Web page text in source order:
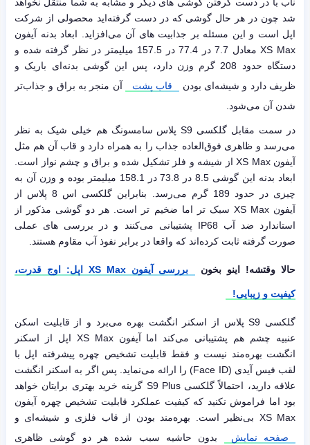
ناب با در دست گرفتن گوشی های دیگر و مشابه به شما منتقل نخواهد
شد چون در هر حال گوشی که در دست گرفته‌اید محصولی از شرکت
اپل است و این مسئله بر جذابیت های آن می‌افزاید. ابعاد بدنه آیفون
XS Max معادل 7.7 در 77.4 در 157.5 میلیمتر در نظر گرفته شده و
دستگاه حدود 208 گرم وزن دارد، پس این گوشی بدنه‌ای باریک و
ظریف دارد و شیشه‌ای بودن
قاب پشت
آن منجر به براق و جذاب‌تر
شدن آن می‌شود.
در سمت مقابل گلکسی S9 پلاس سامسونگ هم خیلی شیک به نظر
می‌رسد و ظاهری فوق‌العاده جذاب را به همراه دارد و قاب آن هم مثل
آیفون XS Max از شیشه و فلز تشکیل شده و براق و چشم نواز است.
ابعاد بدنه این گوشی 8.5 در 73.8 در 158.1 میلیمتر بوده و وزن آن به
چیزی در حدود 189 گرم می‌رسد. بنابراین گلکسی اس 8 پلاس از
آیفون XS Max سبک تر اما ضخیم تر است. هر دو گوشی مذکور از
استاندارد ضد آب IP68 پشتیبانی می‌کنند و در بررسی های عملی
صورت گرفته ثابت کرده‌اند که واقعا در برابر نفوذ آب مقاوم هستند.
حالا وقتشه! اینو بخون بررسی آیفون XS Max اپل: اوج قدرت،
کیفیت و زیبایی!
گلکسی S9 پلاس از اسکنر انگشت بهره می‌برد و از قابلیت اسکن
عنبیه چشم هم پشتیبانی می‌کند اما آیفون XS Max اپل از اسکنر
انگشت بهره‌مند نیست و فقط قابلیت تشخیص چهره پیشرفته اپل با
لقب فیس آیدی (Face ID) را ارائه می‌نماید. پس اگر به اسکنر انگشت
علاقه دارید، احتمالاً گلکسی S9 Plus گزینه خرید بهتری برایتان خواهد
بود اما فراموش نکنید که کیفیت عملکرد قابلیت تشخیص چهره آیفون
XS Max بی‌نظیر است. بهره‌مند بودن از قاب فلزی و شیشه‌ای و
صفحه نمایش
بدون حاشیه سبب شده هر دو گوشی ظاهری